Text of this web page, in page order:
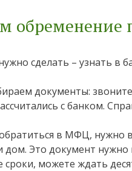
обременение
сделать – узнать в
документы:
с банком.
в МФЦ, нужно
дом. Это документ
сроки, можете ждать